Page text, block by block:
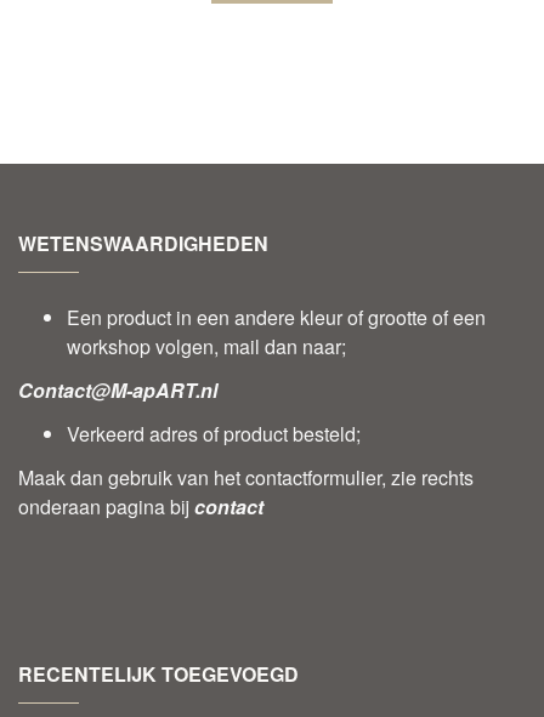
WETENSWAARDIGHEDEN
Een product in een andere kleur of grootte of een
workshop volgen, mail dan naar;
Contact@M-apART.nl
Verkeerd adres of product besteld;
Maak dan gebruik van het contactformulier, zie rechts
onderaan pagina bij contact
RECENTELIJK TOEGEVOEGD